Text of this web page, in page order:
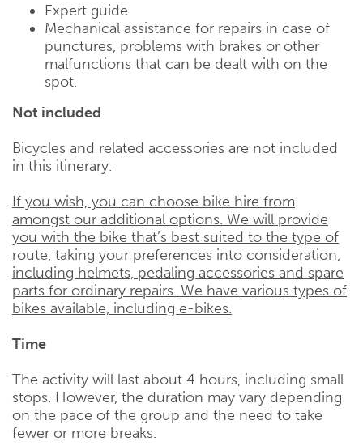
Expert guide
Mechanical assistance for repairs in case of
punctures, problems with brakes or other
malfunctions that can be dealt with on the
spot.
Not included
Bicycles and related accessories are not included
in this itinerary.
If you wish, you can choose bike hire from
amongst our additional options. We will provide
you with the bike that’s best suited to the type of
route, taking your preferences into consideration,
including helmets, pedaling accessories and spare
parts for ordinary repairs. We have various types of
bikes available, including e-bikes.
Time
The activity will last about 4 hours, including small
stops. However, the duration may vary depending
on the pace of the group and the need to take
fewer or more breaks.